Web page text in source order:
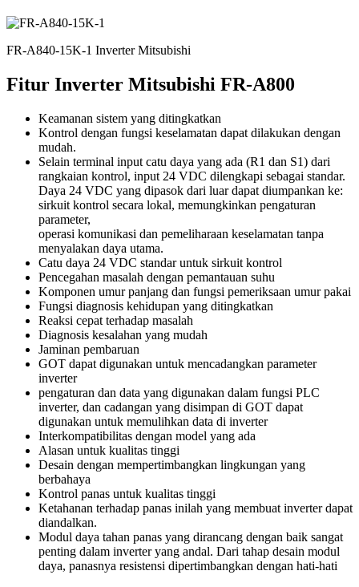
FR-A840-15K-1 Inverter Mitsubishi
Fitur Inverter Mitsubishi FR-A800
Keamanan sistem yang ditingkatkan
Kontrol dengan fungsi keselamatan dapat dilakukan dengan
mudah.
Selain terminal input catu daya yang ada (R1 dan S1) dari
rangkaian kontrol, input 24 VDC dilengkapi sebagai standar.
Daya 24 VDC yang dipasok dari luar dapat diumpankan ke:
sirkuit kontrol secara lokal, memungkinkan pengaturan
parameter,
operasi komunikasi dan pemeliharaan keselamatan tanpa
menyalakan daya utama.
Catu daya 24 VDC standar untuk sirkuit kontrol
Pencegahan masalah dengan pemantauan suhu
Komponen umur panjang dan fungsi pemeriksaan umur pakai
Fungsi diagnosis kehidupan yang ditingkatkan
Reaksi cepat terhadap masalah
Diagnosis kesalahan yang mudah
Jaminan pembaruan
GOT dapat digunakan untuk mencadangkan parameter
inverter
pengaturan dan data yang digunakan dalam fungsi PLC
inverter, dan cadangan yang disimpan di GOT dapat
digunakan untuk memulihkan data di inverter
Interkompatibilitas dengan model yang ada
Alasan untuk kualitas tinggi
Desain dengan mempertimbangkan lingkungan yang
berbahaya
Kontrol panas untuk kualitas tinggi
Ketahanan terhadap panas inilah yang membuat inverter dapat
diandalkan.
Modul daya tahan panas yang dirancang dengan baik sangat
penting dalam inverter yang andal. Dari tahap desain modul
daya, panasnya resistensi dipertimbangkan dengan hati-hati